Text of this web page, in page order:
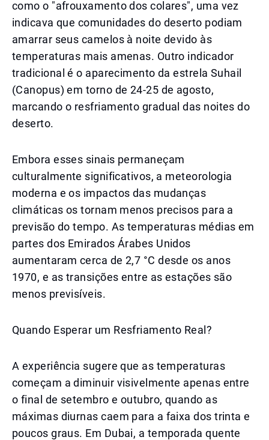
como o "afrouxamento dos colares", uma vez
indicava que comunidades do deserto podiam
amarrar seus camelos à noite devido às
temperaturas mais amenas. Outro indicador
tradicional é o aparecimento da estrela Suhail
(Canopus) em torno de 24-25 de agosto,
marcando o resfriamento gradual das noites do
deserto.
Embora esses sinais permaneçam
culturalmente significativos, a meteorologia
moderna e os impactos das mudanças
climáticas os tornam menos precisos para a
previsão do tempo. As temperaturas médias em
partes dos Emirados Árabes Unidos
aumentaram cerca de 2,7 °C desde os anos
1970, e as transições entre as estações são
menos previsíveis.
Quando Esperar um Resfriamento Real?
A experiência sugere que as temperaturas
começam a diminuir visivelmente apenas entre
o final de setembro e outubro, quando as
máximas diurnas caem para a faixa dos trinta e
poucos graus. Em Dubai, a temporada quente